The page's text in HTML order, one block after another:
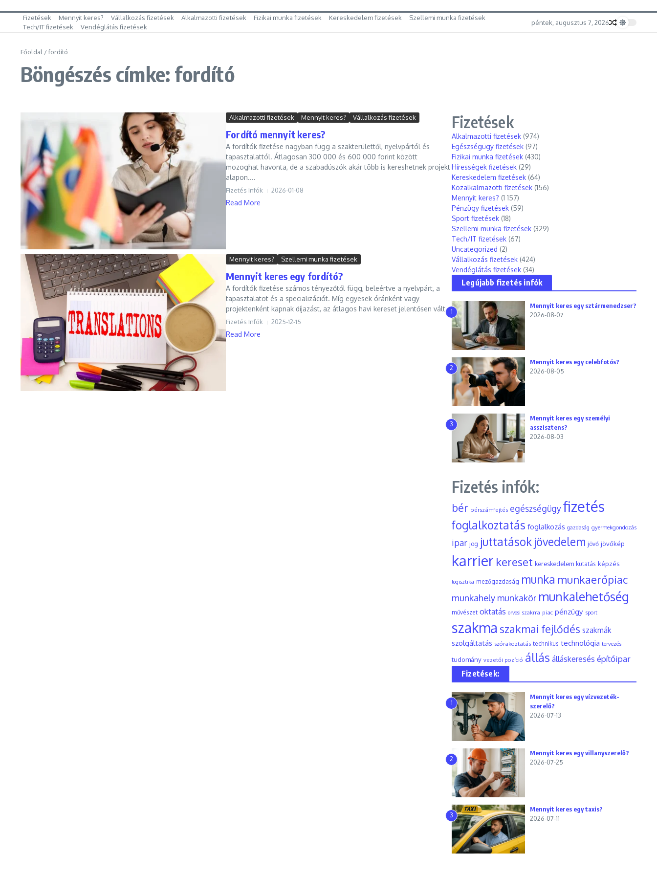
Fizetések Mennyit keres? Vállalkozás fizetések Alkalmazotti fizetések Fizikai munka fizetések Kereskedelem fizetések
Szellemi munka fizetések
Tech/IT fizetések
Vendéglátás fizetések
péntek, augusztus 7, 2026
Főoldal /fordító
Böngészés címke: fordító
Alkalmazotti fizetések Mennyit keres? Vállalkozás fizetések
Fordító mennyit keres?
A fordítók fizetése nagyban függ a szakterülettől, nyelvpártól és
tapasztalattól. Átlagosan 300 000 és 600 000 forint között
mozoghat havonta, de a szabadúszók akár több is kereshetnek projekt
alapon....
Fizetés Infók 2026-01-08
Read More
Mennyit keres? Szellemi munka fizetések
Mennyit keres egy fordító?
A fordítók fizetése számos tényezőtől függ, beleértve a nyelvpárt, a
tapasztalatot és a specializációt. Míg egyesek óránként vagy
projektenként kapnak díjazást, az átlagos havi kereset jelentősen vált...
Fizetés Infók 2025-12-15
Read More
Fizetések
Alkalmazotti fizetések (974)
Egészségügy fizetések (97)
Fizikai munka fizetések (430)
Hírességek fizetések (29)
Kereskedelem fizetések (64)
Közalkalmazotti fizetések (156)
Mennyit keres? (1 157)
Pénzügy fizetések (59)
Sport fizetések (18)
Szellemi munka fizetések (329)
Tech/IT fizetések (67)
Uncategorized (2)
Vállalkozás fizetések (424)
Vendéglátás fizetések (34)
Legújabb fizetés infók
1
Mennyit keres egy sztármenedzser?
2026-08-07
2
Mennyit keres egy celebfotós?
2026-08-05
3
Mennyit keres egy személyi
asszisztens?
2026-08-03
Fizetés infók:
bér bérszámfejtés egészségügyfizetés
foglalkoztatás foglalkozás gazdaság gyermekgondozás
ipar jog juttatások jövedelem jövő jövőkép
karrier kereset kereskedelem kutatás képzés
logisztika mezőgazdaság munka munkaerőpiac
munkahely munkakör munkalehetőség
művészet oktatás orvosi szakma piac pénzügy sport
szakma szakmai fejlődés szakmák
szolgáltatás szórakoztatás technikus technológia tervezés
tudomány vezetői pozíció állás álláskeresés építőipar
Fizetések:
1
Mennyit keres egy vízvezeték-
szerelő?
2026-07-13
2
Mennyit keres egy villanyszerelő?
2026-07-25
3
Mennyit keres egy taxis?
2026-07-11